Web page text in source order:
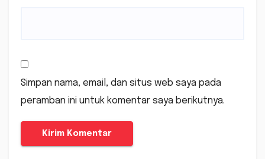
Simpan nama, email, dan situs web saya pada
peramban ini untuk komentar saya berikutnya.